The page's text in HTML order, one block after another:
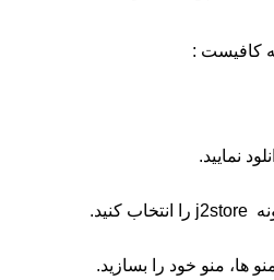
کافیست :
نمایید.
j2store را انتخاب کنید.
ها، منو خود را بسازید.